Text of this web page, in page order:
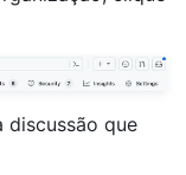
discussão que